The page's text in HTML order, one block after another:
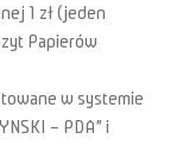
1 zł (jeden
Papierów
w systemie
– PDA” i